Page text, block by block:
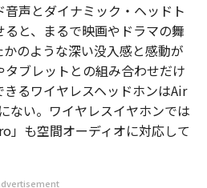
声とダイナミック・ヘッドト
と、まるで映画やドラマの舞
のような深い没入感と感動が
ブレットとの組み合わせだけ
るワイヤレスヘッドホンはAir
ない。ワイヤレスイヤホンでは
」も空間オーディオに対応して